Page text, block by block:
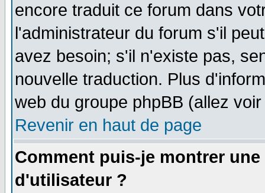
encore traduit ce forum dans
l'administrateur du forum s'il
avez besoin; s'il n'existe pas,
nouvelle traduction. Plus
web du groupe phpBB (allez
Revenir en haut de page
Comment puis-je montrer
d'utilisateur ?